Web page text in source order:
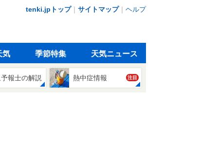
tenki.jpトップ｜ サイトマップ｜ ヘルプ
気 季節特集 天気ニュース
報士の解説 熱中症情報 注目